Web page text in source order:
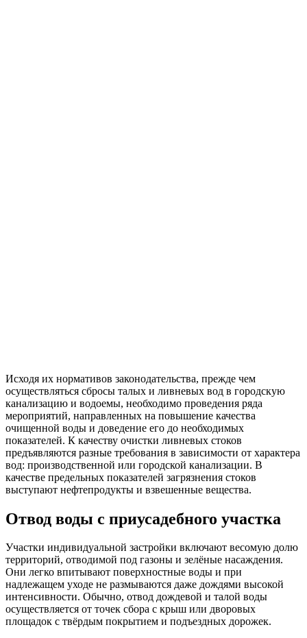
Исходя их нормативов законодательства, прежде чем
осуществляться сбросы талых и ливневых вод в городскую
канализацию и водоемы, необходимо проведения ряда
мероприятий, направленных на повышение качества
очищенной воды и доведение его до необходимых
показателей. К качеству очистки ливневых стоков
предъявляются разные требования в зависимости от характера
вод: производственной или городской канализации. В
качестве предельных показателей загрязнения стоков
выступают нефтепродукты и взвешенные вещества.
Отвод воды с приусадебного участка
Участки индивидуальной застройки включают весомую долю
территорий, отводимой под газоны и зелёные насаждения.
Они легко впитывают поверхностные воды и при
надлежащем уходе не размываются даже дождями высокой
интенсивности. Обычно, отвод дождевой и талой воды
осуществляется от точек сбора с крыш или дворовых
площадок с твёрдым покрытием и подъездных дорожек.